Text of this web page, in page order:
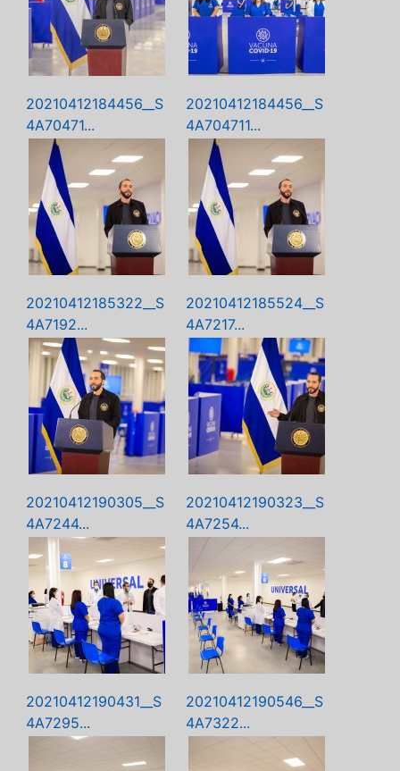
20210412184456__S
4A70471...
20210412184456__S
4A704711...
20210412185322__S
4A7192...
20210412185524__S
4A7217...
20210412190305__S
4A7244...
20210412190323__S
4A7254...
20210412190431__S
4A7295...
20210412190546__S
4A7322...